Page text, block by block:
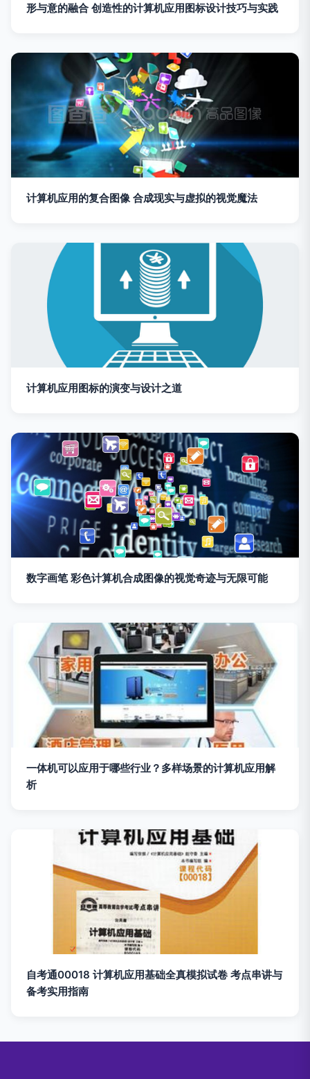
形与意的融合 创造性的计算机应用图标设计技巧与实践
计算机应用的复合图像 合成现实与虚拟的视觉魔法
计算机应用图标的演变与设计之道
数字画笔 彩色计算机合成图像的视觉奇迹与无限可能
一体机可以应用于哪些行业？多样场景的计算机应用解
析
自考通00018 计算机应用基础全真模拟试卷 考点串讲与
备考实用指南